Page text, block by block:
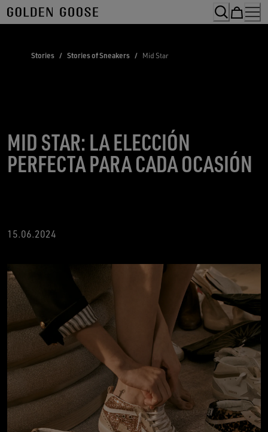
Skip
to
Stories / Stories of Sneakers / Mid Star
MID STAR: LA ELECCIÓN
PERFECTA PARA CADA OCASIÓN
15.06.2024